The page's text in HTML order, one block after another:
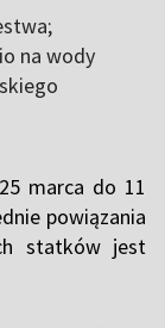
na wody
marca do 11
powiązania
statków jest